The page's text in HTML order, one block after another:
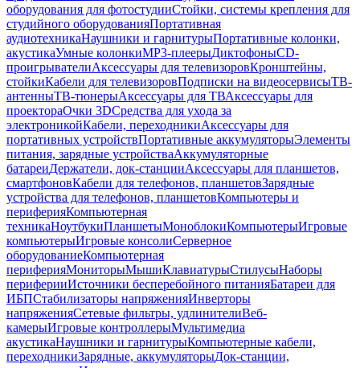
оборудования для фотостудииСтойки, системы крепления для
студийного оборудованияПортативная
аудиотехникаНаушники и гарнитурыПортативные колонки,
акустикаУмные колонкиMP3-плеерыДиктофоныCD-
проигрывателиАксессуары для телевизоровКронштейны,
стойкиКабели для телевизоровПодписки на видеосервисыТВ-
антенныТВ-тюнерыАксессуары для ТВАксессуары для
проектораОчки 3DСредства для ухода за
электроникойКабели, переходникиАксессуары для
портативных устройствПортативные аккумуляторыЭлементы
питания, зарядные устройстваАккумуляторные
батареиДержатели, док-станцииАксессуары для планшетов,
смартфоновКабели для телефонов, планшетовЗарядные
устройства для телефонов, планшетовКомпьютеры и
периферияКомпьютерная
техникаНоутбукиПланшетыМоноблокиКомпьютерыИгровые
компьютерыИгровые консолиСерверное
оборудованиеКомпьютерная
периферияМониторыМышиКлавиатурыСтилусыНаборы
периферииИсточники бесперебойного питанияБатареи для
ИБПСтабилизаторы напряженияИнверторы
напряженияСетевые фильтры, удлинителиВеб-
камерыИгровые контроллерыМультимедиа
акустикаНаушники и гарнитурыКомпьютерные кабели,
переходникиЗарядные, аккумуляторыДок-станции,